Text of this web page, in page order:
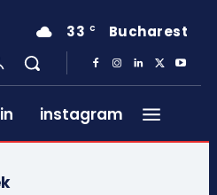
33 C Bucharest
instagram